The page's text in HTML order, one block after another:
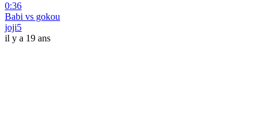
0:36
Babi vs gokou
joji5
il y a 19 ans